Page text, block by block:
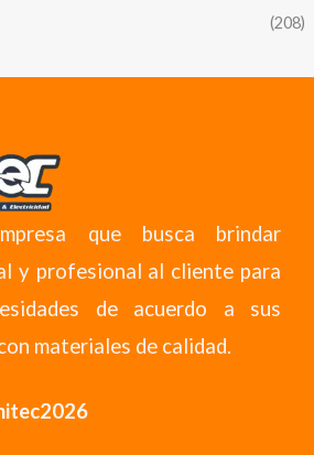
(208)
que busca brindar
y profesional al cliente para
de acuerdo a sus
materiales de calidad.